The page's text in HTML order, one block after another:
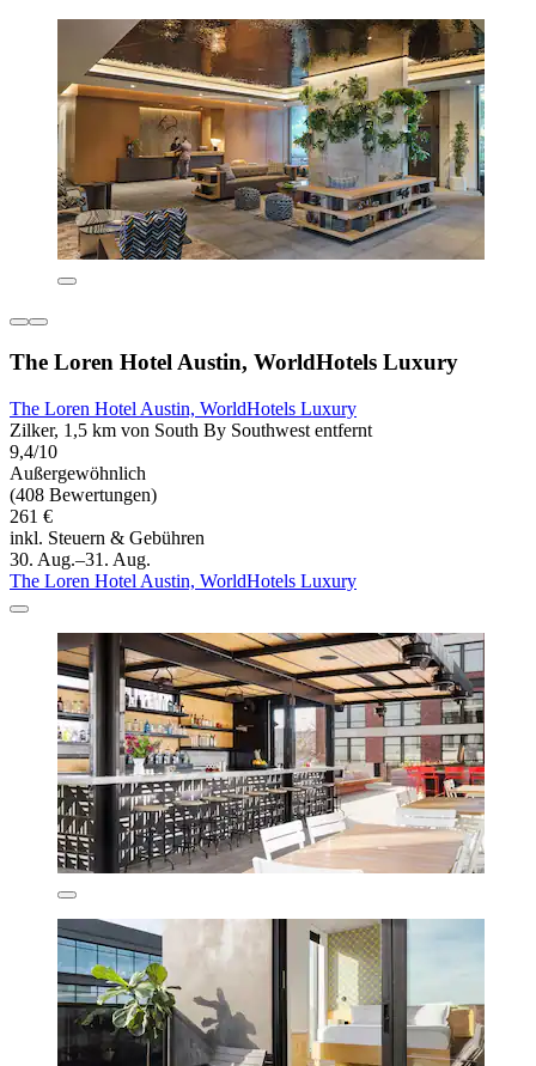
The Loren Hotel Austin, WorldHotels Luxury
The Loren Hotel Austin, WorldHotels Luxury
Zilker, 1,5 km von South By Southwest entfernt
9,4/10
Außergewöhnlich
(408 Bewertungen)
261 €
inkl. Steuern & Gebühren
30. Aug.–31. Aug.
The Loren Hotel Austin, WorldHotels Luxury